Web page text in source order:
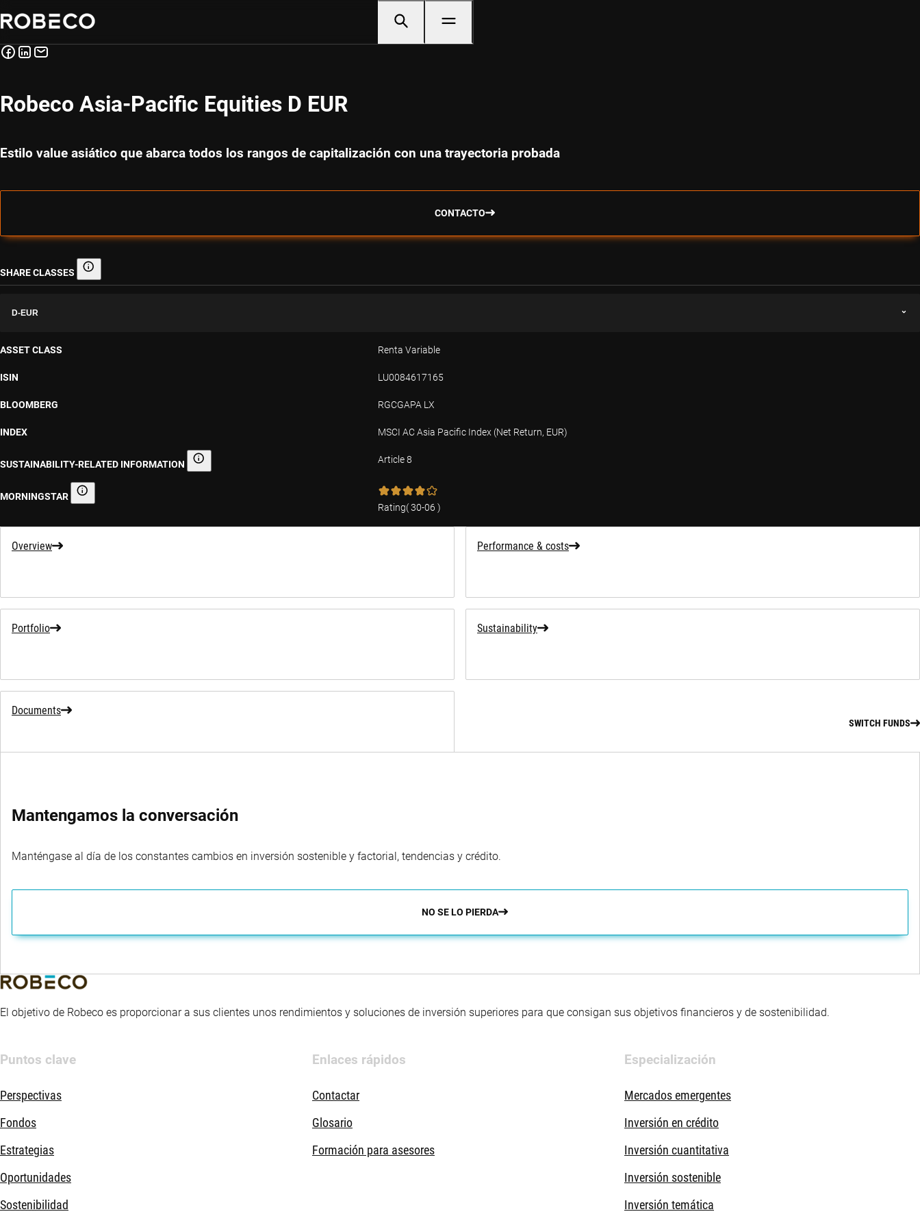
Robeco Asia-Pacific Equities D EUR
Estilo value asiático que abarca todos los rangos de capitalización con una trayectoria probada
CONTACTO
SHARE CLASSES Share classes
D-EUR
ASSET CLASS Renta Variable
ISIN LU0084617165
BLOOMBERG RGCGAPA LX
INDEX MSCI AC Asia Pacific Index (Net Return, EUR)
SUSTAINABILITY-RELATED INFORMATION Sustainability-related information Article 8
MORNINGSTAR Morningstar
Rating(30-06 )
Overview Performance & costs
Portfolio Sustainability
Documents
SWITCH FUNDS
Mantengamos la conversación
Manténgase al día de los constantes cambios en inversión sostenible y factorial, tendencias y crédito.
NO SE LO PIERDA
El objetivo de Robeco es proporcionar a sus clientes unos rendimientos y soluciones de inversión superiores para que consigan sus objetivos financieros y de sostenibilidad.
Puntos clave
Perspectivas
Fondos
Estrategias
Oportunidades
Sostenibilidad
Enlaces rápidos
Contactar
Glosario
Formación para asesores
Especialización
Mercados emergentes
Inversión en crédito
Inversión cuantitativa
Inversión sostenible
Inversión temática